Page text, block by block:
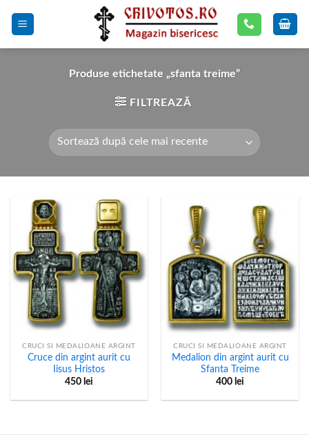
Produse etichetate „sfanta treime”
FILTREAZĂ
CRUCI SI MEDALIOANE ARGINT
Cruce din argint aurit cu
Iisus Hristos
450 lei
CRUCI SI MEDALIOANE ARGINT
Medalion din argint aurit cu
Sfanta Treime
400 lei